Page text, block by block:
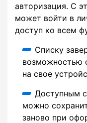
авторизация. С
может войти в
доступ ко всем
Списку
возможностью
на свое
Доступным
можно
заново при